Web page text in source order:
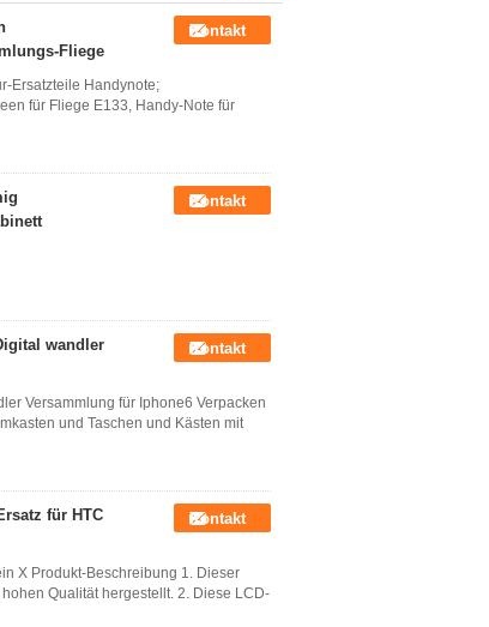
Fliege
Kontakt
Ersatzteile Handynote;
für Fliege E133, Handy-Note für
Kontakt
wandler
Kontakt
Versammlung für Iphone6 Verpacken
und Taschen und Kästen mit
für HTC
Kontakt
X Produkt-Beschreibung 1. Dieser
Qualität hergestellt. 2. Diese LCD-